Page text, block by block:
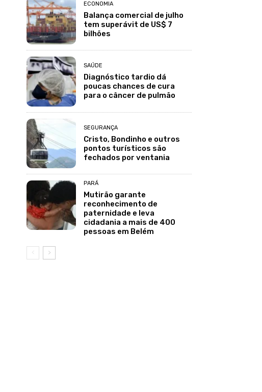
ECONOMIA
Balança comercial de julho
tem superávit de US$ 7
bilhões
SAÚDE
Diagnóstico tardio dá
poucas chances de cura
para o câncer de pulmão
SEGURANÇA
Cristo, Bondinho e outros
pontos turísticos são
fechados por ventania
PARÁ
Mutirão garante
reconhecimento de
paternidade e leva
cidadania a mais de 400
pessoas em Belém